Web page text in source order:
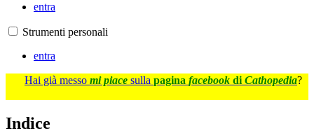
entra
Strumenti personali
entra
Hai già messo mi piace sulla pagina facebook di Cathopedia?
Indice